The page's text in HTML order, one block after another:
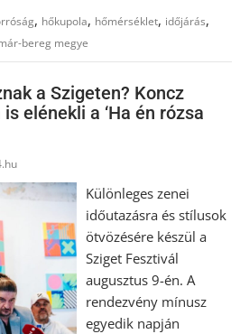
, hőkupola, hőmérséklet, időjárás,
bereg megye
a Szigeten? Koncz
elénekli a ‘Ha én rózsa
Különleges zenei
időutazásra és stílusok
ötvözésére készül a
Sziget Fesztivál
augusztus 9-én. A
rendezvény mínusz
egyedik napján